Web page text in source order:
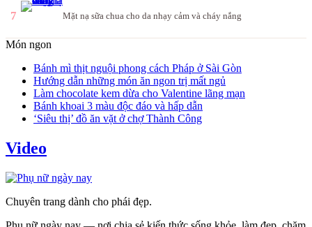
7 Mặt nạ sữa chua cho da nhạy cảm và cháy nắng
Món ngon
Bánh mì thịt nguội phong cách Pháp ở Sài Gòn
Hướng dẫn những món ăn ngon trị mất ngủ
Làm chocolate kem dừa cho Valentine lãng mạn
Bánh khoai 3 màu độc đáo và hấp dẫn
‘Siêu thị’ đồ ăn vặt ở chợ Thành Công
Video
Chuyên trang dành cho phái đẹp.